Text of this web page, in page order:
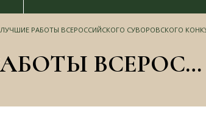
ЛУЧШИЕ РАБОТЫ ВСЕРОССИЙСКОГО СУВОРОВСКОГО КОНКУРСА РИСУНКОВ ОТПРАВИЛИСЬ В ПУТЕШЕСТВИЕ ПО ЛУГАНСКОЙ
ЛУЧШИЕ РАБОТЫ ВСЕРОССИЙСКОГО СУВОРОВСКОГО КОНКУРСА РИСУНКОВ ОТПРАВИЛИСЬ В ПУТЕШЕСТВИЕ ПО ЛУГАНСКОЙ ЗЕМЛЕ